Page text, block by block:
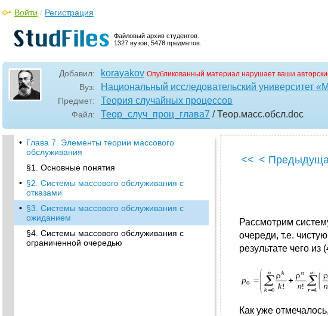
Файловый архив студентов.
1327 вузов, 5478 предметов.
Войти / Регистрация
Добавил: korayakov Опубликованный материал нарушает ваши
Вуз: Национальный исследовательский университет
Предмет: Теория случайных процессов
Файл: Теор_случ_проц_глава7 / Теор.масс.обсл.doc
• Глава 7. Элементы теории массового
обслуживания
§1. Основные понятия
• §2. Системы массового обслуживания с
отказами
• §3. Системы массового обслуживания с
ожиданием
§4. Системы массового обслуживания с
ограниченной очередью
<< <
Рассмотрим
очереди, т.е.
результате чего из
Как уже